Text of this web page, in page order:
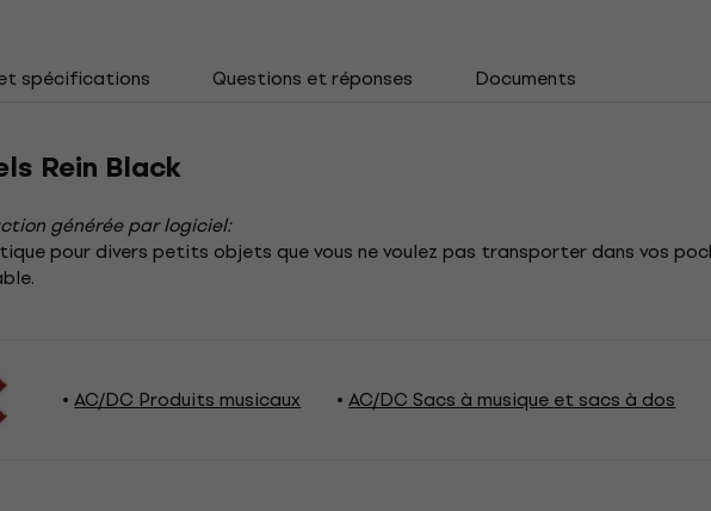
spécifications Questions et réponses Documents
Rein Black
générée par logiciel:
pour divers petits objets que vous ne voulez pas transporter dans vos
AC/DC Produits musicaux AC/DC Sacs à musique et sacs à dos